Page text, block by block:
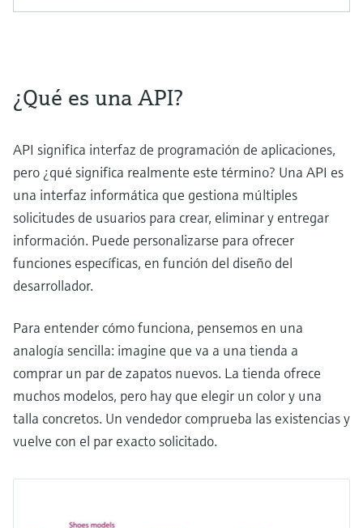
¿Qué es una API?
API significa interfaz de programación de aplicaciones,
pero ¿qué significa realmente este término? Una API es
una interfaz informática que gestiona múltiples
solicitudes de usuarios para crear, eliminar y entregar
información. Puede personalizarse para ofrecer
funciones específicas, en función del diseño del
desarrollador.
Para entender cómo funciona, pensemos en una
analogía sencilla: imagine que va a una tienda a
comprar un par de zapatos nuevos. La tienda ofrece
muchos modelos, pero hay que elegir un color y una
talla concretos. Un vendedor comprueba las existencias y
vuelve con el par exacto solicitado.